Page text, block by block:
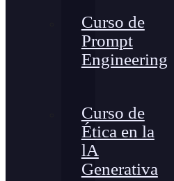
Curso de
Prompt
Engineering
Curso de
Ética en la
lA
Generativa